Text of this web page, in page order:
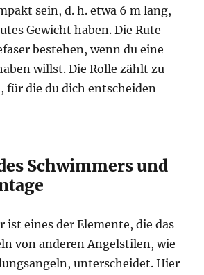
sein, d. h. etwa 6 m lang,
Gewicht haben. Die Rute
bestehen, wenn du eine
willst. Die Rolle zählt zu
für die du dich entscheiden
Schwimmers und
ist eines der Elemente, die das
von anderen Angelstilen, wie
unterscheidet. Hier